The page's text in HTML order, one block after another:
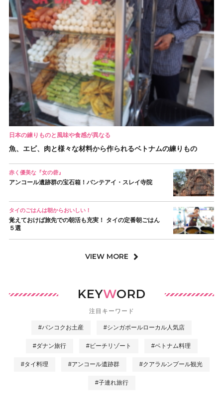
日本の練りものと風味や食感が異なる
魚、エビ、肉と様々な材料から作られるベトナムの練りもの
赤く優美な『女の砦』
アンコール遺跡群の宝石箱！バンテアイ・スレイ寺院
タイのごはんは朝からおいしい！
覚えておけば旅先での朝活も充実！ タイの定番朝ごはん
５選
VIEW MORE
KEYWORD
注目キーワード
#バンコクお土産 #シンガポールローカル人気店
#ダナン旅行 #ビーチリゾート #ベトナム料理
#タイ料理 #アンコール遺跡群 #クアラルンプール観光
#子連れ旅行